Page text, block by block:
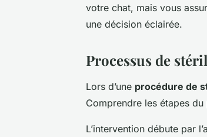
votre chat, mais vous
une décision éclairée.
Processus de
Lors d’une procédure de
Comprendre les étapes
L’intervention débute par